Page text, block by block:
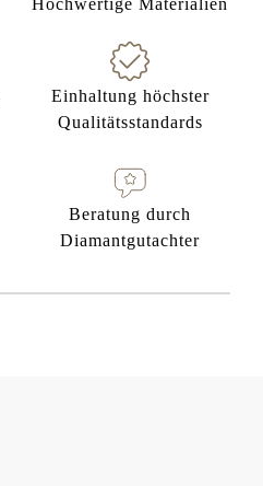
Hochwertige Materialien
Einhaltung höchster
Qualitätsstandards
Beratung durch
Diamantgutachter